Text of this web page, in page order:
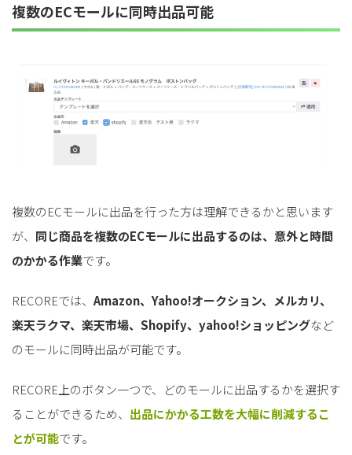
複数のECモールに同時出品可能
複数のECモールに出品を行った方は理解できるかと思います
が、 同じ商品を複数のECモールに出品するのは、意外と時間
のかかる作業です。
RECOREでは、 Amazon、Yahoo!オークション、メルカリ、
楽天ラクマ、楽天市場、Shopify、yahoo!ショッピングなど
のモールに同時出品が可能です。
RECORE上のボタン一つで、どのモールに出品するかを選択す
ることができるため、 出品にかかる工数を大幅に削減するこ
とが可能です。